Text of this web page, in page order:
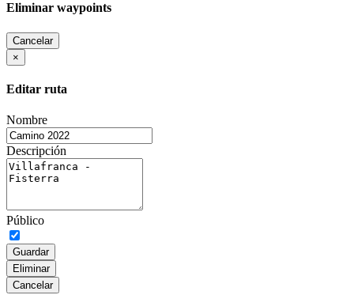
Eliminar waypoints
Cancelar
×
Editar ruta
Nombre
Descripción
Público
Guardar
Eliminar
Cancelar